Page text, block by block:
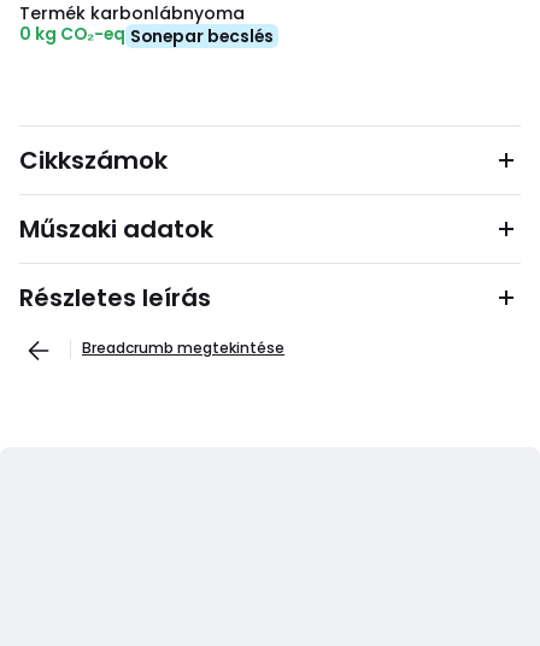
Termék karbonlábnyoma
0 kg CO₂-eq Sonepar becslés
Cikkszámok
Műszaki adatok
Részletes leírás
Breadcrumb megtekintése